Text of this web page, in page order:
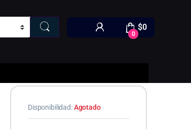
0
$0
Disponibilidad:Agotado